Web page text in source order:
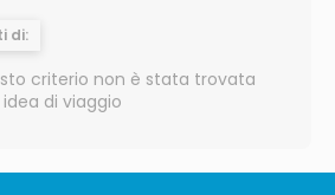
di:
criterio non è stata trovata
di viaggio